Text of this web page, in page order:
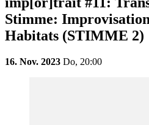
Stimme:
Habitats (STIMME 2)
16. Nov. 2023 Do, 20:00